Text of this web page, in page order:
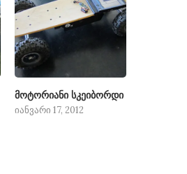
მოტორიანი სკეიბორდი
იანვარი 17, 2012